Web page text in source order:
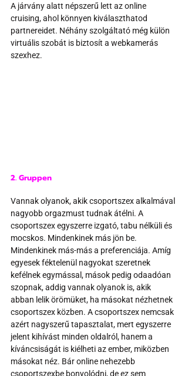
A járvány alatt népszerű lett az online
cruising, ahol könnyen kiválaszthatod
partnereidet. Néhány szolgáltató még külön
virtuális szobát is biztosít a webkamerás
szexhez.
2. Gruppen
Vannak olyanok, akik csoportszex alkalmával
nagyobb orgazmust tudnak átélni. A
csoportszex egyszerre izgató, tabu nélküli és
mocskos. Mindenkinek más jön be.
Mindenkinek más-más a preferenciája. Amíg
egyesek féktelenül nagyokat szeretnek
kefélnek egymással, mások pedig odaadóan
szopnak, addig vannak olyanok is, akik
abban lelik örömüket, ha másokat nézhetnek
csoportszex közben. A csoportszex nemcsak
azért nagyszerű tapasztalat, mert egyszerre
jelent kihívást minden oldalról, hanem a
kíváncsiságát is kiélheti az ember, miközben
másokat néz. Bár online nehezebb
csoportszexbe bonyolódni, de ez sem